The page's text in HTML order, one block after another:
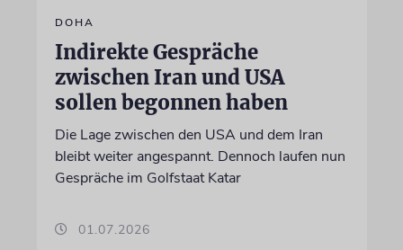
DOHA
Indirekte Gespräche
zwischen Iran und USA
sollen begonnen haben
Die Lage zwischen den USA und dem Iran
bleibt weiter angespannt. Dennoch laufen nun
Gespräche im Golfstaat Katar
01.07.2026